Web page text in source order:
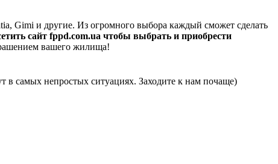
Gimi и другие. Из огромного выбора каждый сможет сделать
сайт fppd.com.ua чтобы выбрать и приобрести
вашего жилища!
самых непростых ситуациях. Заходите к нам почаще)